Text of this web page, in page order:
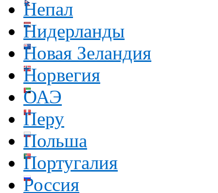
Непал
Нидерланды
Новая Зеландия
Норвегия
ОАЭ
Перу
Польша
Португалия
Россия